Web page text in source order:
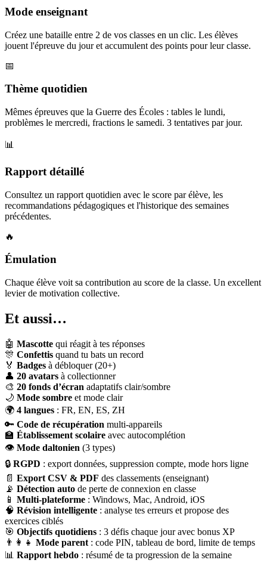
Mode enseignant
Créez une bataille entre 2 de vos classes en un clic. Les élèves
jouent l'épreuve du jour et accumulent des points pour leur classe.
📅
Thème quotidien
Mêmes épreuves que la Guerre des Écoles : tables le lundi,
problèmes le mercredi, fractions le samedi. 3 tentatives par jour.
📊
Rapport détaillé
Consultez un rapport quotidien avec le score par élève, les
recommandations pédagogiques et l'historique des semaines
précédentes.
🔥
Émulation
Chaque élève voit sa contribution au score de la classe. Un excellent
levier de motivation collective.
Et aussi…
🤖 Mascotte qui réagit à tes réponses
🎊 Confettis quand tu bats un record
🏅 Badges à débloquer (20+)
👤 20 avatars à collectionner
🎨 20 fonds d’écran adaptatifs clair/sombre
🌙 Mode sombre et mode clair
🌍 4 langues : FR, EN, ES, ZH
🔑 Code de récupération multi-appareils
🏫 Établissement scolaire avec autocomplétion
👁 Mode daltonien (3 types)
🔒 RGPD : export données, suppression compte, mode hors ligne
📄 Export CSV & PDF des classements (enseignant)
📡 Détection auto de perte de connexion en classe
📱 Multi-plateforme : Windows, Mac, Android, iOS
🧠 Révision intelligente : analyse tes erreurs et propose des
exercices ciblés
🎯 Objectifs quotidiens : 3 défis chaque jour avec bonus XP
👨‍👩‍👧 Mode parent : code PIN, tableau de bord, limite de temps
📊 Rapport hebdo : résumé de ta progression de la semaine